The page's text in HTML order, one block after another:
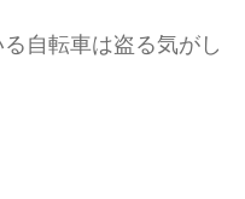
自転車は盗る気がし